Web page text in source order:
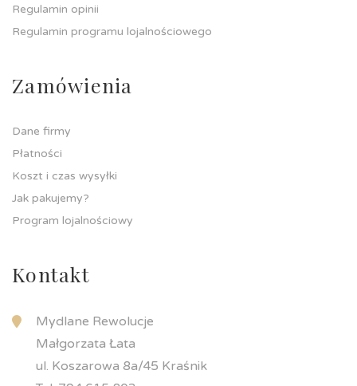
Regulamin opinii
Regulamin programu lojalnościowego
Zamówienia
Dane firmy
Płatności
Koszt i czas wysyłki
Jak pakujemy?
Program lojalnościowy
Kontakt
Mydlane Rewolucje
Małgorzata Łata
ul. Koszarowa 8a/45 Kraśnik